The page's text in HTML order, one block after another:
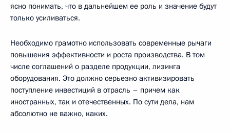
ясно понимать, что в дальнейшем ее роль и значение будут
только усиливаться.
Необходимо грамотно использовать современные рычаги
повышения эффективности и роста производства. В том
числе соглашений о разделе продукции, лизинга
оборудования. Это должно серьезно активизировать
поступление инвестиций в отрасль – причем как
иностранных, так и отечественных. По сути дела, нам
абсолютно не важно, каких.